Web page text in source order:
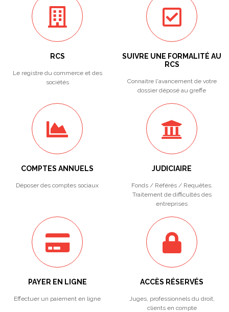
RCS
Le registre du commerce et des
sociétés
SUIVRE UNE FORMALITÉ AU
RCS
Connaitre l'avancement de votre
dossier déposé au greffe
COMPTES ANNUELS
Déposer des comptes sociaux
JUDICIAIRE
Fonds / Référés / Requêtes.
Traitement de difficultés des
entreprises
PAYER EN LIGNE
Effectuer un paiement en ligne
ACCÈS RÉSERVÉS
Juges, professionnels du droit,
clients en compte